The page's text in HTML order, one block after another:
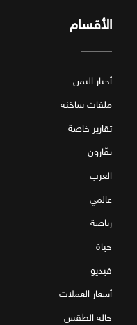
الأقسام
أخبار اليمن
ملفات ساخنة
تقارير خاصة
نقّارون
العرب
عالمي
رياضة
حياة
فيديو
أسعار العملات
حالة الطقس